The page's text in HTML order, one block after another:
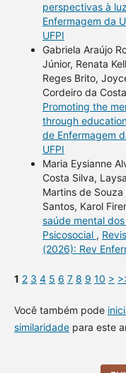
perspectivas à
Enfermagem da
UFPI
Gabriela Araújo
Júnior, Renata
Reges Brito,
Cordeiro da
Promoting the
through
de Enfermagem
UFPI
Maria Eysianne
Costa Silva,
Martins de
Santos, Karol
saúde mental
Psicosocial ,
(2026): Rev
1 2 3 4 5 6 7 8 9 10 >
Você também pode
similaridadepara este